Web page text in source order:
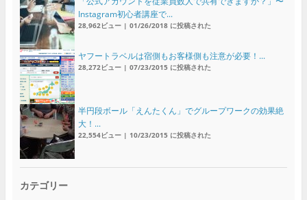
Instagram初心者講座で...
28,962ビュー| 01/26/2018 に投稿された
ヤフートラベルは宿側もお客様側も注意が必要！...
28,272ビュー| 07/23/2015 に投稿された
半円段ボール「えんたくん」でグループワークの効果絶
大！...
22,554ビュー| 10/23/2015 に投稿された
カテゴリー